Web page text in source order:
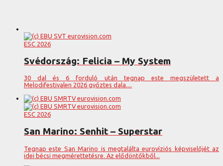
ESC 2026
Svédország: Felicia – My System
30 dal és 6 forduló után tegnap este megszületett a
Melodifestivalen 2026 győztes dala....
ESC 2026
San Marino: Senhit – Superstar
Tegnap este San Marino is megtalálta eurovíziós képviselőjét az
idei bécsi megmérettetésre. Az elődöntőkből...